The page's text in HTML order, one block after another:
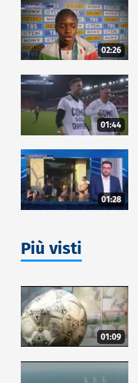
02:26
01:44
01:28
Più visti
01:09